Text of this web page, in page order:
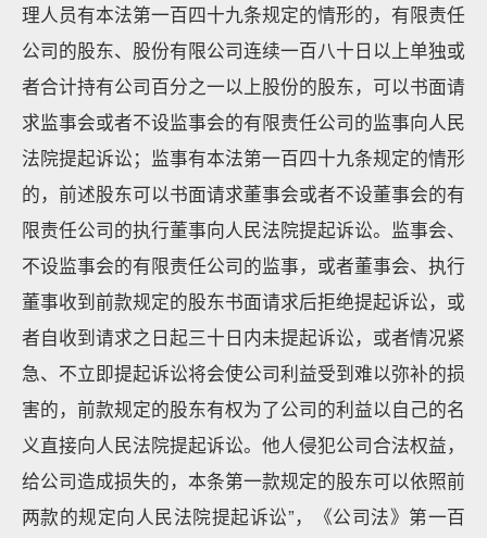
理人员有本法第一百四十九条规定的情形的，有限责任
公司的股东、股份有限公司连续一百八十日以上单独或
者合计持有公司百分之一以上股份的股东，可以书面请
求监事会或者不设监事会的有限责任公司的监事向人民
法院提起诉讼；监事有本法第一百四十九条规定的情形
的，前述股东可以书面请求董事会或者不设董事会的有
限责任公司的执行董事向人民法院提起诉讼。监事会、
不设监事会的有限责任公司的监事，或者董事会、执行
董事收到前款规定的股东书面请求后拒绝提起诉讼，或
者自收到请求之日起三十日内未提起诉讼，或者情况紧
急、不立即提起诉讼将会使公司利益受到难以弥补的损
害的，前款规定的股东有权为了公司的利益以自己的名
义直接向人民法院提起诉讼。他人侵犯公司合法权益，
给公司造成损失的，本条第一款规定的股东可以依照前
两款的规定向人民法院提起诉讼”，《公司法》第一百